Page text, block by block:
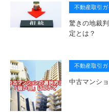
不動産取引ガ
驚きの地裁
定とは？
不動産取引ガ
中古マンシ